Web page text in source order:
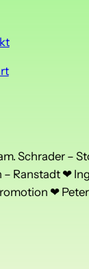
Schrader –
Ranstadt ❤
❤